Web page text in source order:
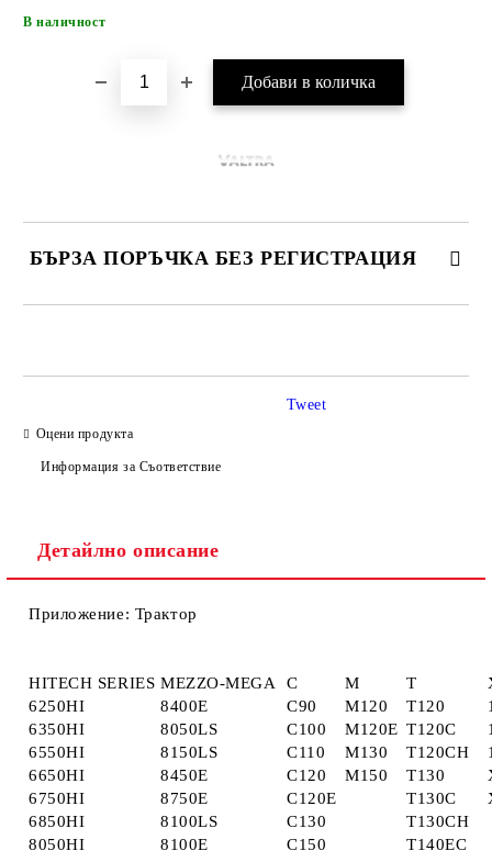
В наличност
БЪРЗА ПОРЪЧКА БЕЗ РЕГИСТРАЦИЯ
Оцени продукта
Информация за Съответствие
Tweet
Детайлно описание
Приложение: Трактор
HITECH SERIES MEZZO-MEGA C M T
6250HI
8400E C90 M120 T120
6350HI
8050LS C100 M120E T120C
6550HI
8150LS C110 M130 T120CH
6650HI
8450E C120 M150 T130
6750HI
8750E C120E T130C
6850HI
8100LS C130
T130CH
8050HI
8100E C150
T140EC